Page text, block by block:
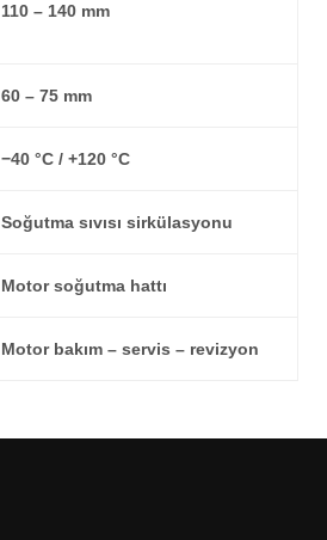
110 – 140 mm
60 – 75 mm
−40 °C / +120 °C
Soğutma sıvısı sirkülasyonu
Motor soğutma hattı
Motor bakım – servis – revizyon